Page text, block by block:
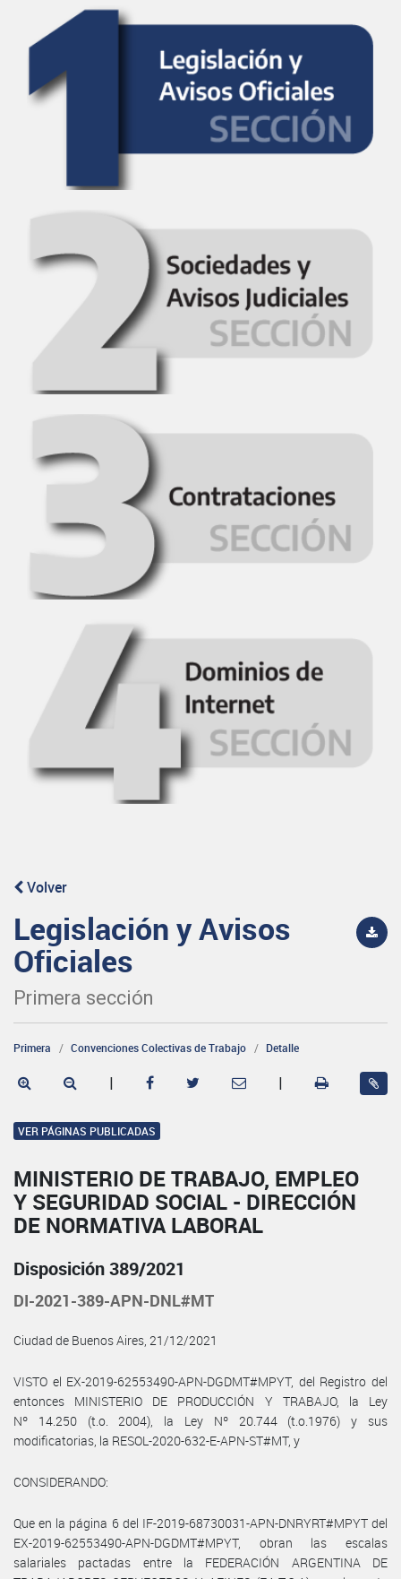
Volver
Legislación y Avisos
Oficiales
Primera sección
Primera Convenciones Colectivas de Trabajo Detalle
| |
VER PÁGINAS PUBLICADAS
MINISTERIO DE TRABAJO, EMPLEO
Y SEGURIDAD SOCIAL - DIRECCIÓN
DE NORMATIVA LABORAL
Disposición 389/2021
DI-2021-389-APN-DNL#MT
Ciudad de Buenos Aires, 21/12/2021
VISTO el EX-2019-62553490-APN-DGDMT#MPYT, del Registro del
entonces MINISTERIO DE PRODUCCIÓN Y TRABAJO, la Ley
Nº 14.250 (t.o. 2004), la Ley Nº 20.744 (t.o.1976) y sus
modificatorias, la RESOL-2020-632-E-APN-ST#MT, y
CONSIDERANDO:
Que en la página 6 del IF-2019-68730031-APN-DNRYRT#MPYT del
EX-2019-62553490-APN-DGDMT#MPYT, obran las escalas
salariales pactadas entre la FEDERACIÓN ARGENTINA DE